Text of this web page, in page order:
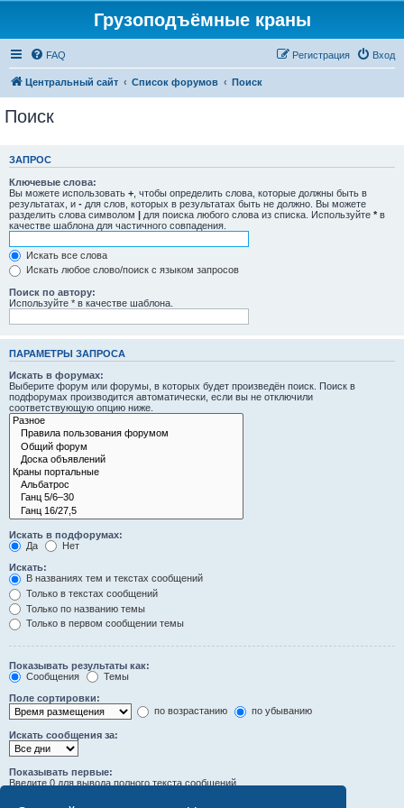
Грузоподъёмные краны
FAQ Вход
Регистрация
Центральный сайт Список форумов Поиск
Поиск
ЗАПРОС
Ключевые слова:
Вы можете использовать + , чтобы определить слова, которые должны быть в
результатах, и - для слов, которых в результатах быть не должно. Вы можете
разделить слова символом | для поиска любого слова из списка. Используйте * в
качестве шаблона для частичного совпадения.
Искать все слова
Искать любое слово/поиск с языком запросов
Поиск по автору:
Используйте * в качестве шаблона.
ПАРАМЕТРЫ ЗАПРОСА
Искать в форумах:
Выберите форум или форумы, в которых будет произведён поиск. Поиск в
подфорумах производится автоматически, если вы не отключили
соответствующую опцию ниже.
Искать в подфорумах:
Да
Нет
Искать:
В названиях тем и текстах сообщений
Только в текстах сообщений
Только по названию темы
Только в первом сообщении темы
Показывать результаты как:
Сообщения
Темы
Поле сортировки:
по возрастанию
по убыванию
Искать сообщения за:
Показывать первые:
Введите 0 для вывода полного текста сообщений.